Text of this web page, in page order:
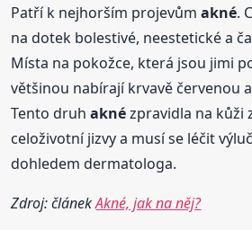
Patří k nejhorším projevůmakné.
na dotek bolestivé, neestetické a
Místa na pokožce, která jsou jimi
většinou nabírají krvavě červenou
Tento druhaknézpravidla na kůži
celoživotní jizvy a musí se léčit
dohledem dermatologa.
Zdroj: článekAkné, jak na něj?